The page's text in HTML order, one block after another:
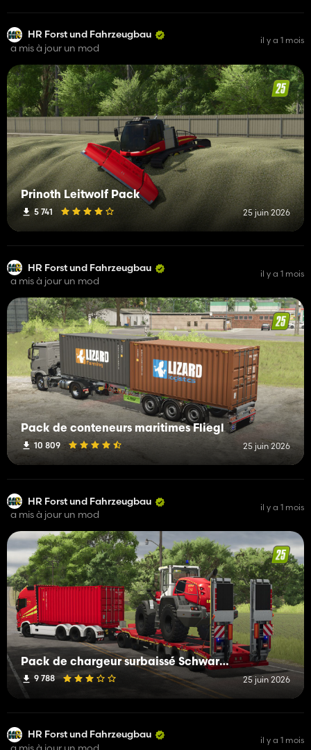
HR Forst und Fahrzeugbau
a mis à jour un mod
il y a 1 mois
Prinoth Leitwolf Pack
5 741 25 juin 2026
HR Forst und Fahrzeugbau
a mis à jour un mod
il y a 1 mois
Pack de conteneurs maritimes Fliegl
10 809 25 juin 2026
HR Forst und Fahrzeugbau
a mis à jour un mod
il y a 1 mois
Pack de chargeur surbaissé Schwarzmueller
9 788 25 juin 2026
HR Forst und Fahrzeugbau
il y a 1 mois